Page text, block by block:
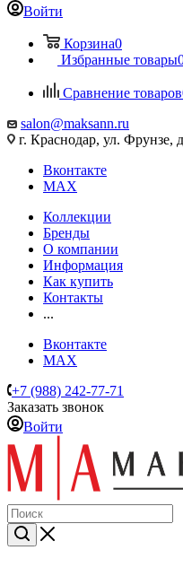
Войти
Корзина0
Избранные товары
Сравнение товаров
salon@maksann.ru
г. Краснодар, ул. Фрунзе,
Вконтакте
MAX
Коллекции
Бренды
О компании
Информация
Как купить
Контакты
...
Вконтакте
MAX
+7 (988) 242-77-71
Заказать звонок
Войти